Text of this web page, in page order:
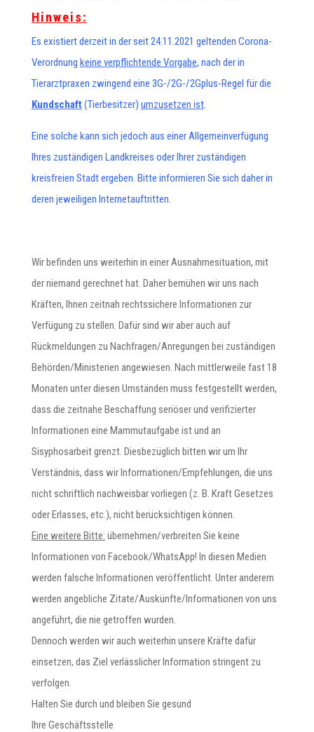
Hinweis:
Es existiert derzeit in der seit 24.11.2021 geltenden Corona-
Verordnung keine verpflichtende Vorgabe, nach der in
Tierarztpraxen zwingend eine 3G-/2G-/2Gplus-Regel für die
Kundschaft (Tierbesitzer) umzusetzen ist.
Eine solche kann sich jedoch aus einer Allgemeinverfügung
Ihres zuständigen Landkreises oder Ihrer zuständigen
kreisfreien Stadt ergeben. Bitte informieren Sie sich daher in
deren jeweiligen Internetauftritten.
Wir befinden uns weiterhin in einer Ausnahmesituation, mit
der niemand gerechnet hat. Daher bemühen wir uns nach
Kräften, Ihnen zeitnah rechtssichere Informationen zur
Verfügung zu stellen. Dafür sind wir aber auch auf
Rückmeldungen zu Nachfragen/Anregungen bei zuständigen
Behörden/Ministerien angewiesen. Nach mittlerweile fast 18
Monaten unter diesen Umständen muss festgestellt werden,
dass die zeitnahe Beschaffung seriöser und verifizierter
Informationen eine Mammutaufgabe ist und an
Sisyphosarbeit grenzt. Diesbezüglich bitten wir um Ihr
Verständnis, dass wir Informationen/Empfehlungen, die uns
nicht schriftlich nachweisbar vorliegen (z. B. Kraft Gesetzes
oder Erlasses, etc.), nicht berücksichtigen können.
Eine weitere Bitte: übernehmen/verbreiten Sie keine
Informationen von Facebook/WhatsApp! In diesen Medien
werden falsche Informationen veröffentlicht. Unter anderem
werden angebliche Zitate/Auskünfte/Informationen von uns
angeführt, die nie getroffen wurden.
Dennoch werden wir auch weiterhin unsere Kräfte dafür
einsetzen, das Ziel verlässlicher Information stringent zu
verfolgen.
Halten Sie durch und bleiben Sie gesund
Ihre Geschäftsstelle